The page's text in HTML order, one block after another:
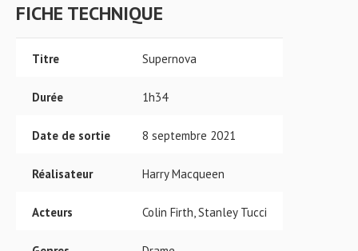
FICHE TECHNIQUE
Titre Supernova
Durée 1h34
Date de sortie 8 septembre 2021
Réalisateur Harry Macqueen
Acteurs Colin Firth, Stanley Tucci